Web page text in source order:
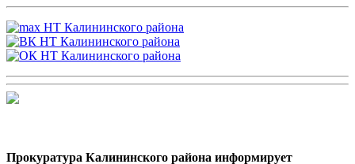
Прокуратура Калининского района информирует